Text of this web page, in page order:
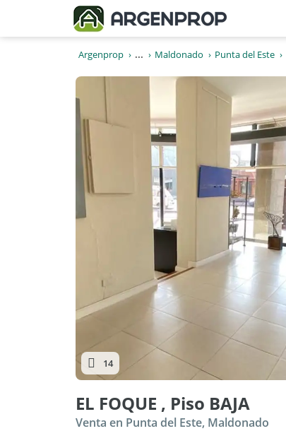
Argenprop ... Maldonado Punta del Este
14
EL FOQUE , Piso BAJA
Venta en Punta del Este, Maldonado